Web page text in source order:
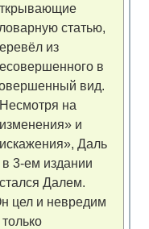
статью,
из
в
вид.
на
и
Даль
в 3-ем издании
Далем.
цел и невредим
только